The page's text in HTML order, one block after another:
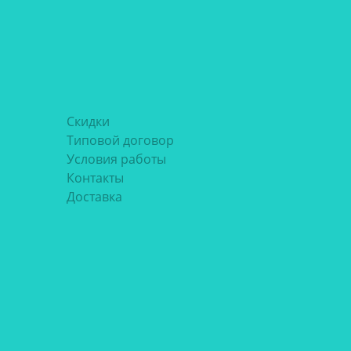
Скидки
Типовой договор
Условия работы
Контакты
Доставка